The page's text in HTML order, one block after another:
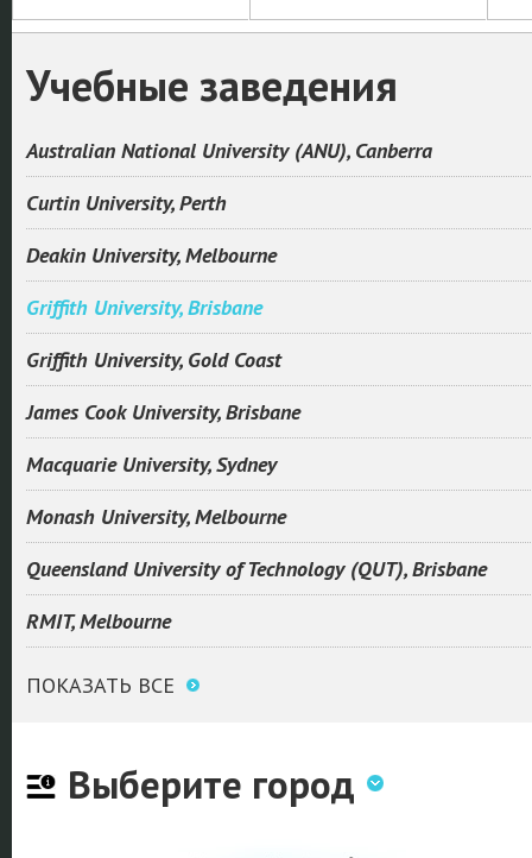
Учебные заведения
Australian National University (ANU), Canberra
Curtin University, Perth
Deakin University, Melbourne
Griffith University, Brisbane
Griffith University, Gold Coast
James Cook University, Brisbane
Macquarie University, Sydney
Monash University, Melbourne
Queensland University of Technology (QUT), Brisbane
RMIT, Melbourne
ПОКАЗАТЬ ВСЕ
Выберите город